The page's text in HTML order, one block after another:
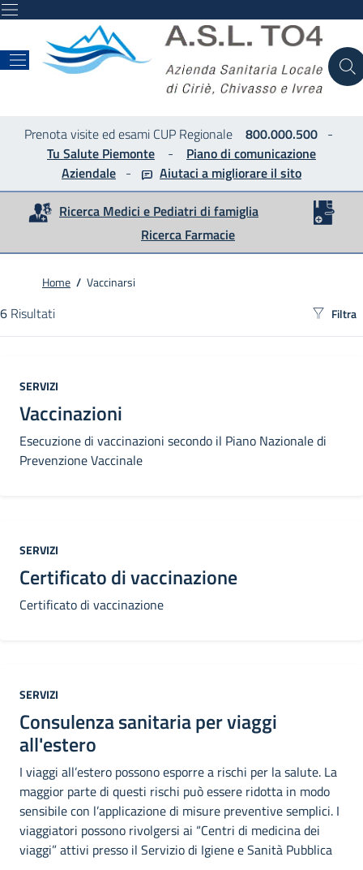
Prenota visite ed esami CUP Regionale 800.000.500-
Tu Salute Piemonte - Piano di comunicazione
Aziendale - Aiutaci a migliorare il sito
Ricerca Medici e Pediatri di famiglia
Ricerca Farmacie
Home / Vaccinarsi
Risultati di ricerca
6 Risultati Filtra
Categoria:
SERVIZI
Vaccinazioni
Esecuzione di vaccinazioni secondo il Piano Nazionale di
Prevenzione Vaccinale
Categoria:
SERVIZI
Certificato di vaccinazione
Certificato di vaccinazione
Categoria:
SERVIZI
Consulenza sanitaria per viaggi
all'estero
I viaggi all’estero possono esporre a rischi per la salute. La
maggior parte di questi rischi può essere ridotta in modo
sensibile con l’applicazione di misure preventive semplici. I
viaggiatori possono rivolgersi ai “Centri di medicina dei
viaggi” attivi presso il Servizio di Igiene e Sanità Pubblica